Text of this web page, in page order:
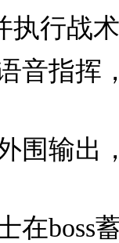
执行战
音指挥
围输出
在boss